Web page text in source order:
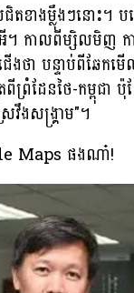
ជិតខាងម្ល៉ឹងៗនោះ
អី។ កាលពីម្សិលមិ
ើងថា បន្ទាប់ពីឆែ
ដែនថៃ-កម្ពុជា ប៉ុន្
វឹងសង្គ្រាម"។
Maps ផងណា៎!